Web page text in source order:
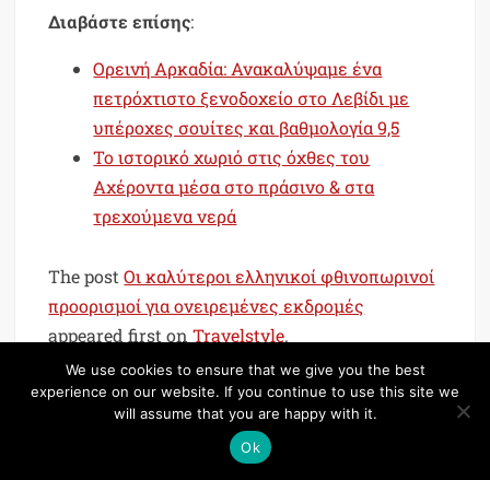
Διαβάστε επίσης:
Ορεινή Αρκαδία: Ανακαλύψαμε ένα
πετρόχτιστο ξενοδοχείο στο Λεβίδι με
υπέροχες σουίτες και βαθμολογία 9,5
Το ιστορικό χωριό στις όχθες του
Αχέροντα μέσα στο πράσινο & στα
τρεχούμενα νερά
The postΟι καλύτεροι ελληνικοί φθινοπωρινοί
προορισμοί για ονειρεμένες εκδρομές
appeared first onTravelstyle.
Source
Μοιράσου το...
We use cookies to ensure that we give you the best
experience on our website. If you continue to use this site we
will assume that you are happy with it.
Ok